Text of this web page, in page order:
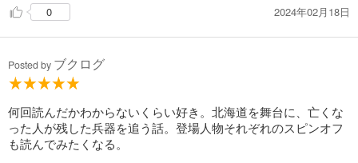
0 2024年02月18日
Posted by ブクログ
何回読んだかわからないくらい好き。北海道を舞台に、亡くな
った人が残した兵器を追う話。登場人物それぞれのスピンオフ
も読んでみたくなる。